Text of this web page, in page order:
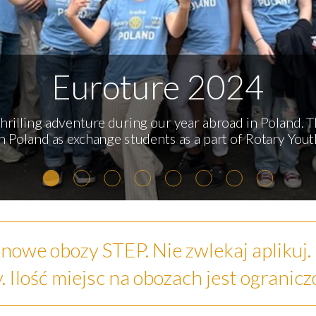
Euroture 2024
adventure during our year abroad in Poland.
Poland as exchange students as a part of Rotary
we’ve been through some crazy experiences
obozy STEP. Nie zwlekaj
Ilość miejsc na obozach jest